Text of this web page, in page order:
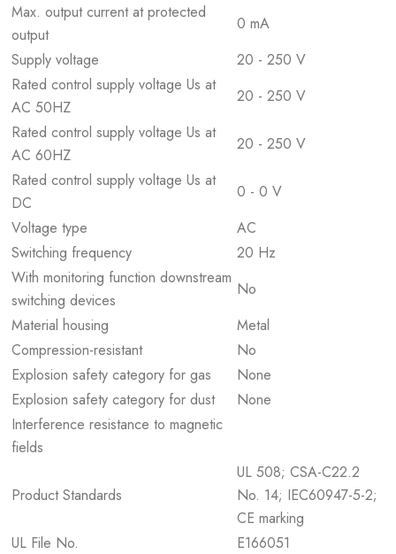
Max. output current at protected
output
0 mA
Supply voltage
20 - 250 V
Rated control supply voltage Us at
AC 50HZ
20 - 250 V
Rated control supply voltage Us at
AC 60HZ
20 - 250 V
Rated control supply voltage Us at
DC
0 - 0 V
Voltage type
AC
Switching frequency
20 Hz
With monitoring function downstream
switching devices
No
Material housing
Metal
Compression-resistant
No
Explosion safety category for gas
None
Explosion safety category for dust
None
Interference resistance to magnetic
fields
Product Standards
UL 508; CSA-C22.2
No. 14; IEC60947-5-2;
CE marking
UL File No.
E166051